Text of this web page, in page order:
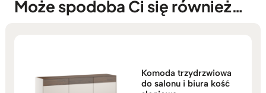
Może spodoba Ci się również…
Komoda trzydrzwiowa
do salonu i biura kość